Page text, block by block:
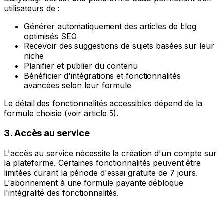
utilisateurs de :
Générer automatiquement des articles de blog
optimisés SEO
Recevoir des suggestions de sujets basées sur leur
niche
Planifier et publier du contenu
Bénéficier d'intégrations et fonctionnalités
avancées selon leur formule
Le détail des fonctionnalités accessibles dépend de la
formule choisie (voir article 5).
3. Accès au service
L'accès au service nécessite la création d'un compte sur
la plateforme. Certaines fonctionnalités peuvent être
limitées durant la période d'essai gratuite de 7 jours.
L'abonnement à une formule payante débloque
l'intégralité des fonctionnalités.